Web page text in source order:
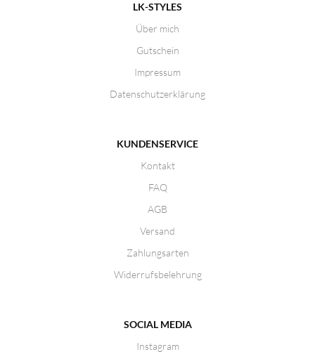
LK-STYLES
Über mich
Gutschein
Impressum
Datenschutzerklärung
KUNDENSERVICE
Kontakt
FAQ
AGB
Versand
Zahlungsarten
Widerrufsbelehrung
SOCIAL MEDIA
Instagram